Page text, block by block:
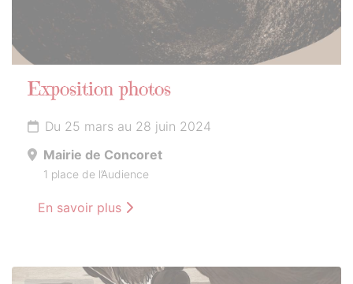
Exposition photos
Du 25 mars au 28 juin 2024
Mairie de Concoret
1 place de l’Audience
En savoir plus